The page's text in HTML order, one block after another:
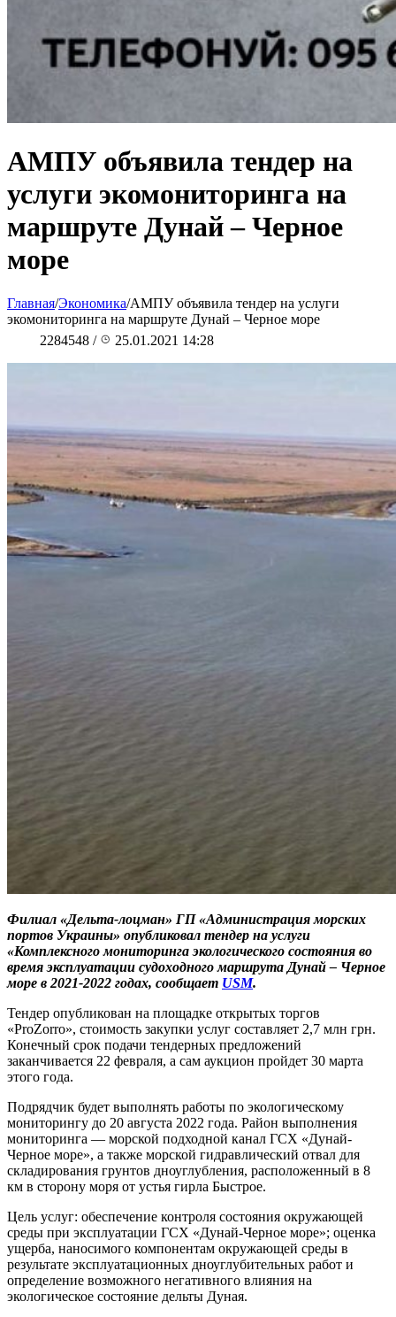
АМПУ объявила тендер на
услуги экомониторинга на
маршруте Дунай – Черное
море
Главная/Экономика/АМПУ объявила тендер на услуги
экомониторинга на маршруте Дунай – Черное море
2284548 / 25.01.2021 14:28
Филиал «Дельта-лоцман» ГП «Администрация морских
портов Украины» опубликовал тендер на услуги
«Комплексного мониторинга экологического состояния во
время эксплуатации судоходного маршрута Дунай – Черное
море в 2021-2022 годах, сообщает USM.
Тендер опубликован на площадке открытых торгов
«ProZorro», стоимость закупки услуг составляет 2,7 млн грн.
Конечный срок подачи тендерных предложений
заканчивается 22 февраля, а сам аукцион пройдет 30 марта
этого года.
Подрядчик будет выполнять работы по экологическому
мониторингу до 20 августа 2022 года. Район выполнения
мониторинга — морской подходной канал ГСХ «Дунай-
Черное море», а также морской гидравлический отвал для
складирования грунтов дноуглубления, расположенный в 8
км в сторону моря от устья гирла Быстрое.
Цель услуг: обеспечение контроля состояния окружающей
среды при эксплуатации ГСХ «Дунай-Черное море»; оценка
ущерба, наносимого компонентам окружающей среды в
результате эксплуатационных дноуглубительных работ и
определение возможного негативного влияния на
экологическое состояние дельты Дуная.